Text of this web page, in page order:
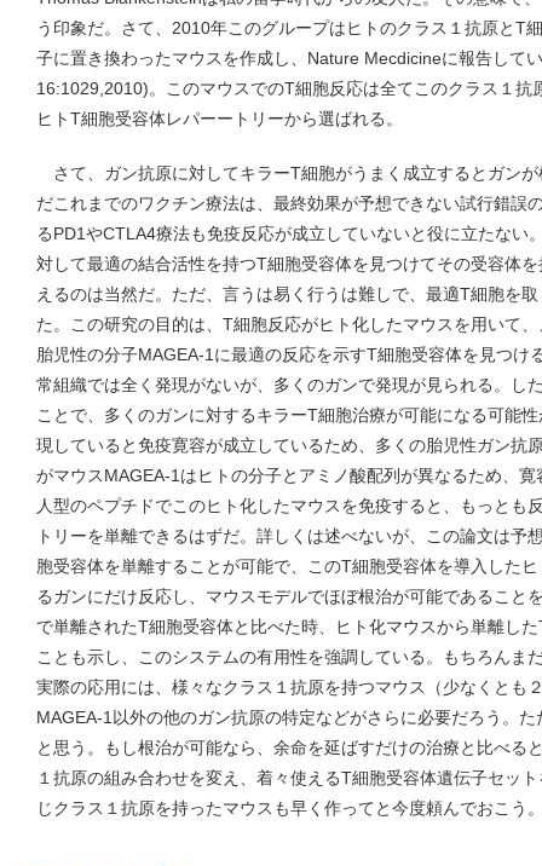
う印象だ。さて、2010年このグループはヒトのクラス１抗原とT
子に置き換わったマウスを作成し、Nature Mecdicineに報告して
16:1029,2010)。このマウスでのT細胞反応は全てこのクラス１抗
ヒトT細胞受容体レパーートリーから選ばれる。
さて、ガン抗原に対してキラーT細胞がうまく成立するとガン
だこれまでのワクチン療法は、最終効果が予想できない試行錯誤
るPD1やCTLA4療法も免疫反応が成立していないと役に立たない
対して最適の結合活性を持つT細胞受容体を見つけてその受容体
えるのは当然だ。ただ、言うは易く行うは難しで、最適T細胞を
た。この研究の目的は、T細胞反応がヒト化したマウスを用いて
胎児性の分子MAGEA-1に最適の反応を示すT細胞受容体を見つけ
常組織では全く発現がないが、多くのガンで発現が見られる。し
ことで、多くのガンに対するキラーT細胞治療が可能になる可能
現していると免疫寛容が成立しているため、多くの胎児性ガン抗
がマウスMAGEA-1はヒトの分子とアミノ酸配列が異なるため、
人型のペプチドでこのヒト化したマウスを免疫すると、もっとも
トリーを単離できるはずだ。詳しくは述べないが、この論文は予
胞受容体を単離することが可能で、このT細胞受容体を導入した
るガンにだけ反応し、マウスモデルでほぼ根治が可能であること
で単離されたT細胞受容体と比べた時、ヒト化マウスから単離し
ことも示し、このシステムの有用性を強調している。もちろんま
実際の応用には、様々なクラス１抗原を持つマウス（少なくとも
MAGEA-1以外の他のガン抗原の特定などがさらに必要だろう。
と思う。もし根治が可能なら、余命を延ばすだけの治療と比べる
１抗原の組み合わせを変え、着々使えるT細胞受容体遺伝子セッ
じクラス１抗原を持ったマウスも早く作ってと今度頼んでおこう